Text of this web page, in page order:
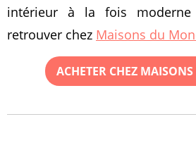
intérieur à la fois
retrouver chez Maisons du
ACHETER CHEZ